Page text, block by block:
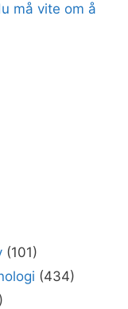
må vite om å
(101)
(434)